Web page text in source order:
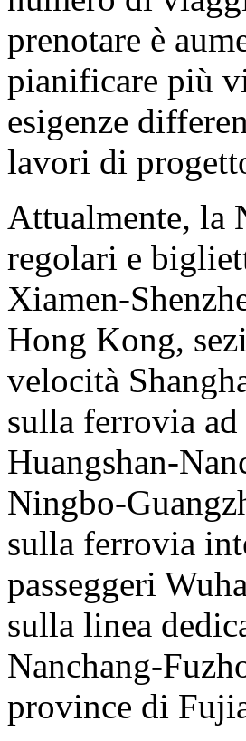
prenotare è
pianificare più
esigenze
lavori di
Attualmente, la
regolari e
Xiamen-
Hong Kong,
velocità
sulla ferrovia
Huangshan-
Ningbo-
sulla ferrovia
passeggeri
sulla linea
Nanchang-
province di